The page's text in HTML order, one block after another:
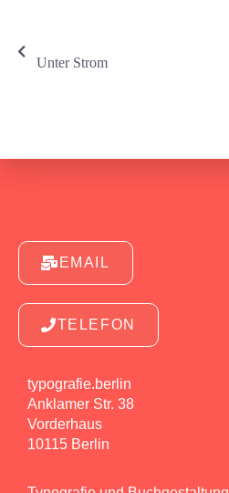
Unter Strom
EMAIL
TELEFON
typografie.berlin
Anklamer Str. 38
Vorderhaus
10115 Berlin